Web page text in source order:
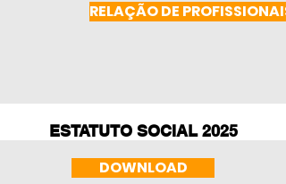
RELAÇÃO DE
ESTATUTO SOCIAL 2025
DOWNLOAD